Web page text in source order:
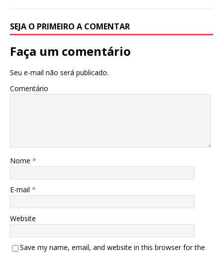
SEJA O PRIMEIRO A COMENTAR
Faça um comentário
Seu e-mail não será publicado.
Comentário
Nome *
E-mail *
Website
Save my name, email, and website in this browser for the